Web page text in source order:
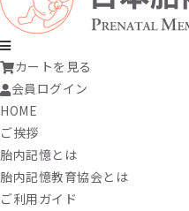
カートを見る
会員ログイン
HOME
ご挨拶
胎内記憶とは
胎内記憶教育協会とは
ご利用ガイド